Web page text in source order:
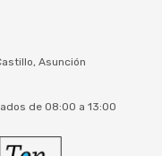
Asunción
de 08:00 a 13:00